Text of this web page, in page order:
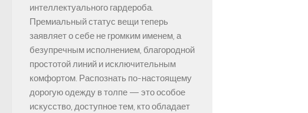
интеллектуального гардероба.
Премиальный статус вещи теперь
заявляет о себе не громким именем, а
безупречным исполнением, благородной
простотой линий и исключительным
комфортом. Распознать по-настоящему
дорогую одежду в толпе — это особое
искусство, доступное тем, кто обладает